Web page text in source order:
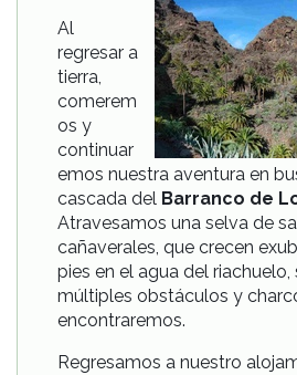
Al
regresar a
tierra,
comerem
os y
continuar
emos nuestra aventura en
cascada del Barranco de
Atravesamos una selva de
cañaverales, que crecen
pies en el agua del
múltiples obstáculos y
encontraremos.
Regresamos a nuestro